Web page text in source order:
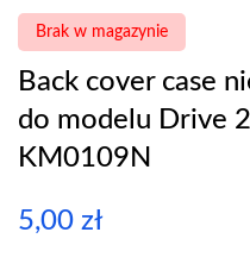
Brak w magazynie
Back cover case
do modelu Drive
KM0109N
5,00 zł